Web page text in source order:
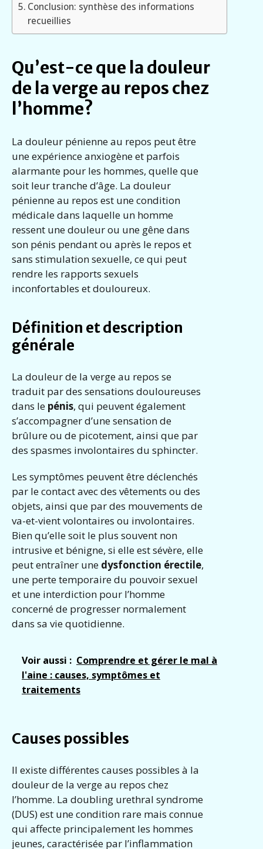
Conclusion: synthèse des informations
recueillies
Qu’est-ce que la douleur
de la verge au repos chez
l’homme?
La douleur pénienne au repos peut être
une expérience anxiogène et parfois
alarmante pour les hommes, quelle que
soit leur tranche d’âge. La douleur
pénienne au repos est une condition
médicale dans laquelle un homme
ressent une douleur ou une gêne dans
son pénis pendant ou après le repos et
sans stimulation sexuelle, ce qui peut
rendre les rapports sexuels
inconfortables et douloureux.
Définition et description
générale
La douleur de la verge au repos se
traduit par des sensations douloureuses
dans le pénis, qui peuvent également
s’accompagner d’une sensation de
brûlure ou de picotement, ainsi que par
des spasmes involontaires du sphincter.
Les symptômes peuvent être déclenchés
par le contact avec des vêtements ou des
objets, ainsi que par des mouvements de
va-et-vient volontaires ou involontaires.
Bien qu’elle soit le plus souvent non
intrusive et bénigne, si elle est sévère, elle
peut entraîner une dysfonction érectile,
une perte temporaire du pouvoir sexuel
et une interdiction pour l’homme
concerné de progresser normalement
dans sa vie quotidienne.
Voir aussi : Comprendre et gérer le mal à
l'aine : causes, symptômes et
traitements
Causes possibles
Il existe différentes causes possibles à la
douleur de la verge au repos chez
l’homme. La doubling urethral syndrome
(DUS) est une condition rare mais connue
qui affecte principalement les hommes
jeunes, caractérisée par l’inflammation